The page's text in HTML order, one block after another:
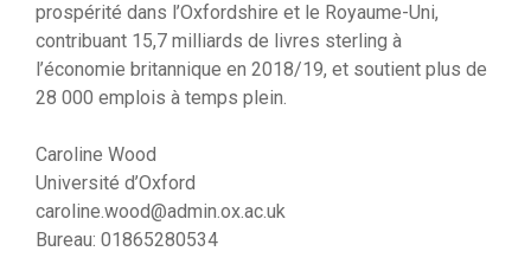
prospérité dans l’Oxfordshire et le Royaume-Uni,
contribuant 15,7 milliards de livres sterling à
l’économie britannique en 2018/19, et soutient plus de
28 000 emplois à temps plein.
Caroline Wood
Université d’Oxford
caroline.wood@admin.ox.ac.uk
Bureau: 01865280534